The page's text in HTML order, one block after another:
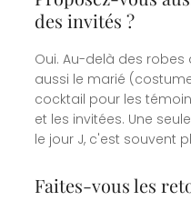
des invités ?
Oui. Au-delà des
aussi le marié
cocktail pour les
et les invitées. Une
le jour J, c'est souvent
Faites-vous les